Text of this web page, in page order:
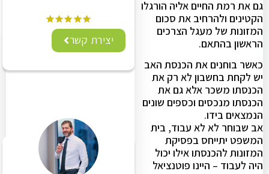
גם את רמת החיים אליה הורגלו
הקטינים ולהרחיב את סכום
המזונות של מעגל הצרכים
הראשון בהתאם.
כאשר בוחנים את הכנסת האב
יש לקחת בחשבון לא רק את
הכנסתו משכר אלא גם את
הכנסתו מנכסים וכספים שונים
הנמצאים בידו.
אב שבוחר לא לא עבוד, בית
המשפט יתייחס בפסיקת
המזונות להכנסתו אילו יכול
היה לעבוד – היינו פוטנציאל
יצירת קשר